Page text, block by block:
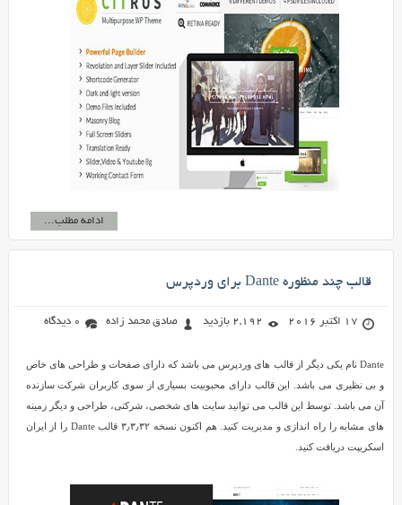
ادامه مطلب...
قالب چند منظوره Dante برای وردپرس
17 اکتبر 2016 2,192 بازدید صادق محمد زاده 0 دیدگاه
Dante نام یکی دیگر از قالب های وردپرس می باشد که دارای صفحات و طراحی های خاص
و بی نظیری می باشد. این قالب دارای محبوبیت بسیاری از سوی کاربران شرکت سازنده
آن می باشد. توسط این قالب می توانید سایت های شخصی، شرکتی، طراحی و دیگر زمینه
های مشابه را راه اندازی و مدیریت کنید. هم اکنون نسخه ۳٫۳٫۳۲ قالب Dante را از ایران
اسکریپت دریافت کنید.